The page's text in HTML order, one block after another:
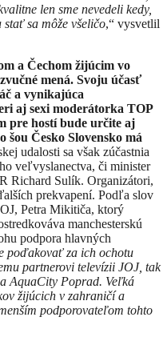
len sme nevedeli kedy,
stať sa môže všeličo,“ vysvetlil
a Čechom žijúcim vo
mená. Svoju účasť
a vynikajúca
aj sexi moderátorka TOP
pre hostí bude určite aj
šou Česko Slovensko má
udalosti sa však zúčastnia
veľvyslanectva, či minister
Richard Sulík. Organizátori,
lších prekvapení. Podľa slov
Petra Mikitiča, ktorý
manchesterskú
podpora hlavných
poďakovať za ich ochotu
partnerovi televízii JOJ, tak
AquaCity Poprad. Veľká
žijúcich v zahraničí a
podporovateľom tohto